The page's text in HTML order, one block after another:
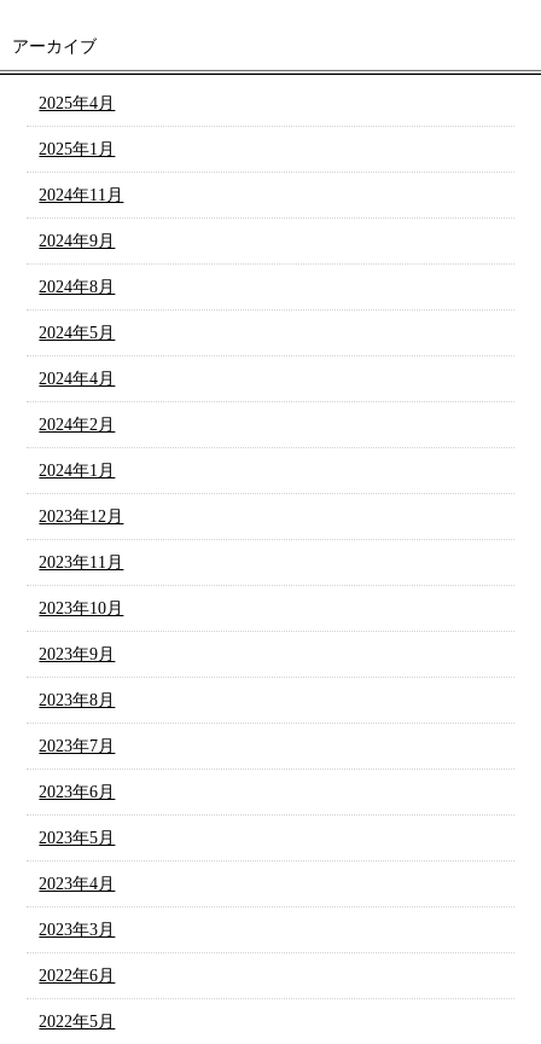
アーカイブ
2025年4月
2025年1月
2024年11月
2024年9月
2024年8月
2024年5月
2024年4月
2024年2月
2024年1月
2023年12月
2023年11月
2023年10月
2023年9月
2023年8月
2023年7月
2023年6月
2023年5月
2023年4月
2023年3月
2022年6月
2022年5月